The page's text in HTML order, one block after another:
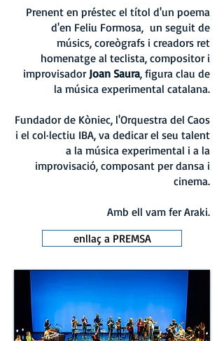
Prenent en préstec el títol d'un poema
d'en Feliu Formosa, un seguit de
músics, coreògrafs i creadors ret
homenatge al teclista, compositor i
improvisador Joan Saura, figura clau de
la música experimental catalana.
Fundador de Kòniec, l'Orquestra del Caos
i el col·lectiu IBA, va dedicar el seu talent
a la música experimental i a la
improvisació, composant per dansa i
cinema.
Amb ell vam fer Araki.
enllaç a PREMSA